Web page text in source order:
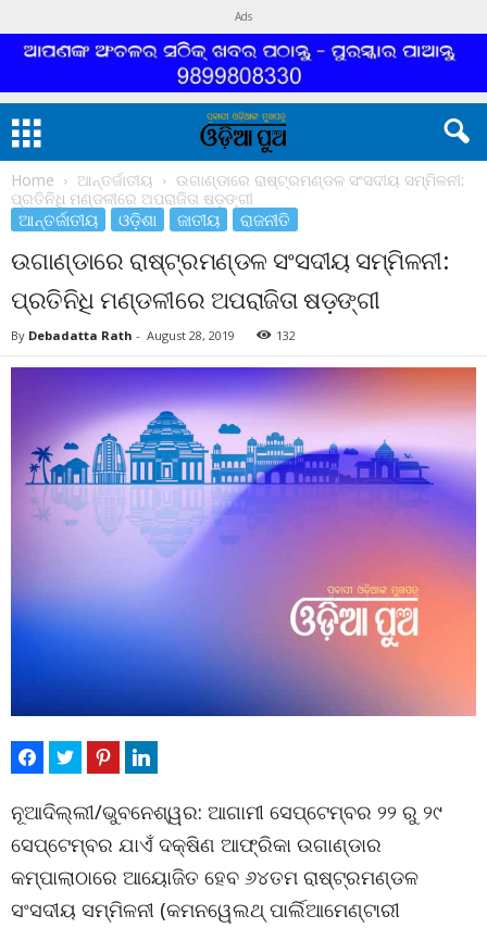
Ads
Home ଆନ୍ତର୍ଜାତୀୟ
ଉଗାଣ୍ଡାରେ ରାଷ୍ଟ୍ରମଣ୍ଡଳ ସଂସଦୀୟ ସମ୍ମିଳନୀ:
ପ୍ରତିନିଧି ମଣ୍ଡଳୀରେ ଅପରାଜିତା ଷଡ଼ଙ୍ଗୀ
ଆନ୍ତର୍ଜାତୀୟ ଓଡ଼ିଶା ଜାତୀୟ ରାଜନୀତି
ଉଗାଣ୍ଡାରେ ରାଷ୍ଟ୍ରମଣ୍ଡଳ ସଂସଦୀୟ ସମ୍ମିଳନୀ:
ପ୍ରତିନିଧି ମଣ୍ଡଳୀରେ ଅପରାଜିତା ଷଡ଼ଙ୍ଗୀ
By Debadatta Rath - August 28, 2019 132
ନୂଆଦିଲ୍ଲୀ/ଭୁବନେଶ୍ୱର: ଆଗାମୀ ସେପ୍ଟେମ୍ବର ୨୨ ରୁ ୨୯
ସେପ୍ଟେମ୍ବର ଯାଏଁ ଦକ୍ଷିଣ ଆଫ୍ରିକା ଉଗାଣ୍ଡାର
କମ୍ପାଲାଠାରେ ଆୟୋଜିତ ହେବ ୬୪ତମ ରାଷ୍ଟ୍ରମଣ୍ଡଳ
ସଂସଦୀୟ ସମ୍ମିଳନୀ (କମନୱେଲଥ୍ ପାର୍ଲିଆମେଣ୍ଟାରୀ